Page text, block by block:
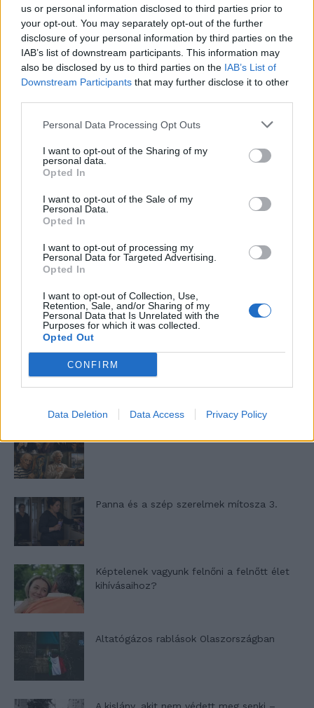
us or personal information disclosed to third parties prior to
your opt-out. You may separately opt-out of the further
disclosure of your personal information by third parties on the
IAB’s list of downstream participants. This information may
also be disclosed by us to third parties on the IAB’s List of
Downstream Participants that may further disclose it to other
Personal Data Processing Opt Outs
I want to opt-out of the Sharing of my
personal data.
Opted In
I want to opt-out of the Sale of my
Personal Data.
Opted In
I want to opt-out of processing my
Personal Data for Targeted Advertising.
Opted In
I want to opt-out of Collection, Use,
Retention, Sale, and/or Sharing of my
Personal Data that Is Unrelated with the
Purposes for which it was collected.
Opted Out
CONFIRM
Data Deletion Data Access Privacy Policy
T. szereti a fiatal lányokat 14. rész
Pedig szóltam… – Miért nem hiszünk a
A legidegesítőbb kifejezések laza
13. rész
Woody Allen megosztó zsenialitása
A világ legismertebb ruhái
Panna és a szép szerelmek mítosza 3.
Képtelenek vagyunk felnőni a felnőtt élet
kihívásaihoz?
Altatógázos rablások Olaszországban